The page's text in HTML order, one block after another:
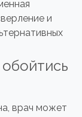
и
врач может